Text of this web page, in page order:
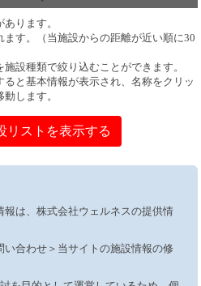
ります。
す。（当施設からの距離が近い順に30
設種類で絞り込むことができます。
と基本情報が表示され、名称をクリッ
します。
リストを表示する
は、株式会社ウェルネスの提供情
合わせ＞当サイトの施設情報の修